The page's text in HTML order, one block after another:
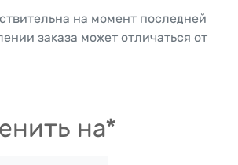
на момент последней
заказа может отличаться от
на*